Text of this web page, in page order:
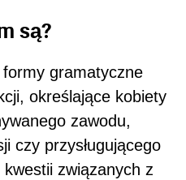
są?
gramatyczne
określające kobiety
zawodu,
czy przysługującego
związanych z